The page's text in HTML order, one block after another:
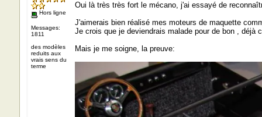
Hors ligne
Messages:
1811
des modèles
reduits aux
vrais sens du
terme
Oui là très très fort le mécano, j'ai essayé de
J'aimerais bien réalisé mes moteurs de maquette
Je crois que je deviendrais malade pour de bon ,
Mais je me soigne, la preuve: